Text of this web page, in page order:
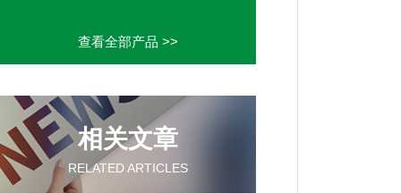
查看全部产品 >>
相关文章
RELATED ARTICLES